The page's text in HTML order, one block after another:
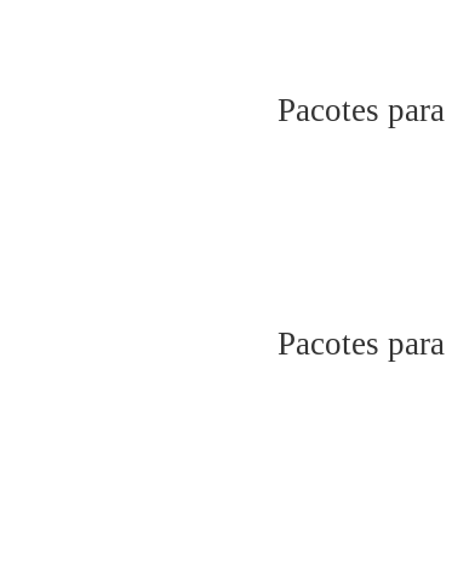
Pacotes para
Pacotes para